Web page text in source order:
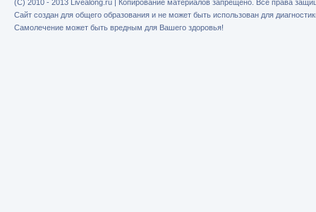
(C) 2010 - 2013 Livealong.ru | Копирование материалов запрещено. Все права
Сайт создан для общего образования и не может быть использован для
Самолечение может быть вредным для Вашего здоровья!